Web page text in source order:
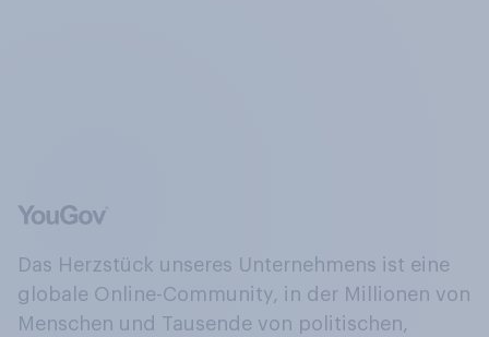
Das Herzstück unseres Unternehmens ist eine
globale Online-Community, in der Millionen von
Menschen und Tausende von politischen,